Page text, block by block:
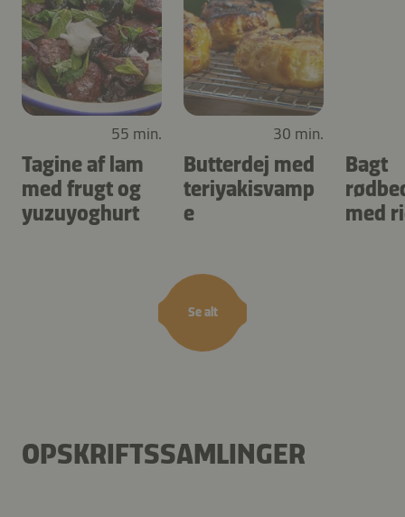
Se alt
55 min.
Tagine af lam
med frugt og
yuzuyoghurt
30 min.
Butterdej med
teriyakisvamp
e
Bagt
med
OPSKRIFTSSAMLINGER